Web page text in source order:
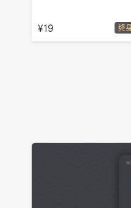
（Flex）包含的所有技术，
操练习。
¥19 终